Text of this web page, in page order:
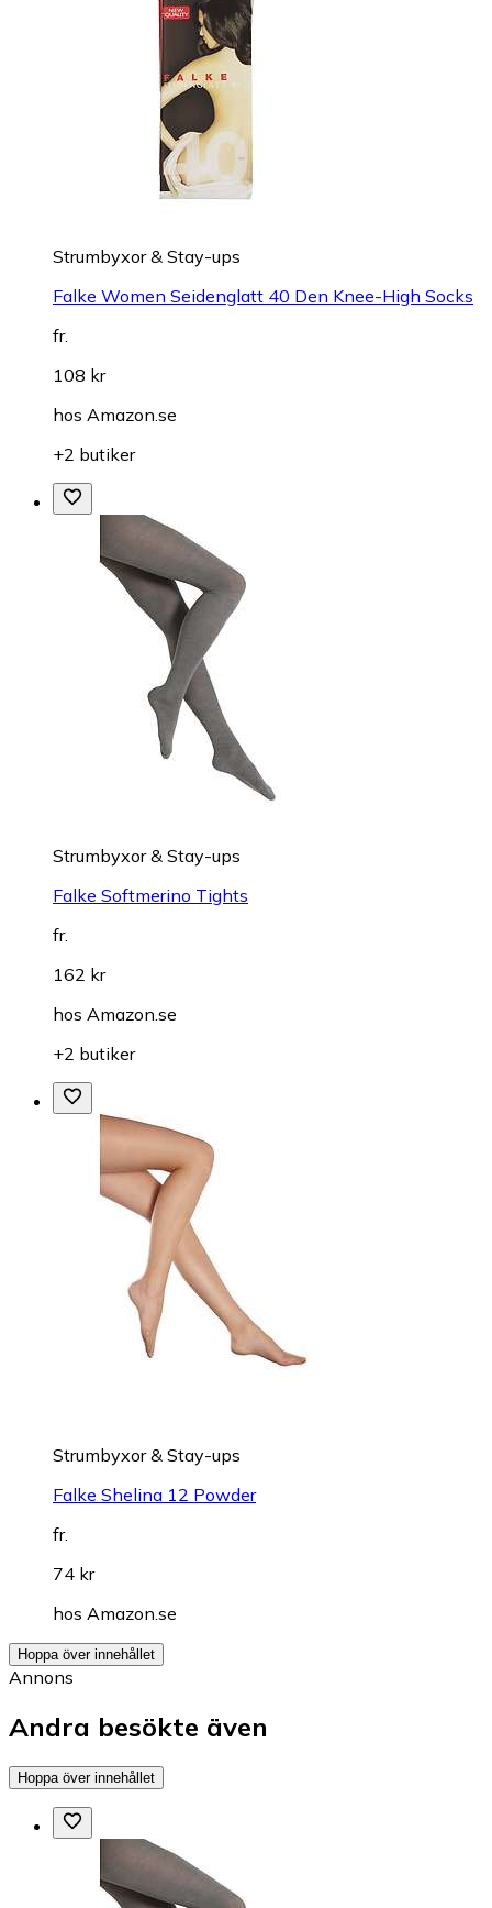
Strumbyxor & Stay-ups
Falke Women Seidenglatt 40 Den Knee-High Socks
fr.
108 kr
hos Amazon.se
+2 butiker
Strumbyxor & Stay-ups
Falke Softmerino Tights
fr.
162 kr
hos Amazon.se
+2 butiker
Strumbyxor & Stay-ups
Falke Shelina 12 Powder
fr.
74 kr
hos Amazon.se
Hoppa över innehållet
Annons
Andra besökte även
Hoppa över innehållet